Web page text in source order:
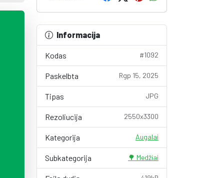
Informacija
Kodas #1092
Paskelbta Rgp 15, 2025
Tipas JPG
Rezoliucija 2550x3300
Kategorija Augalai
Subkategorija 🌳 Medžiai